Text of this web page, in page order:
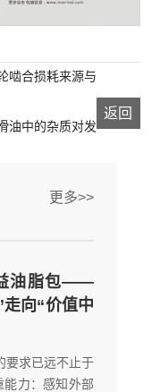
啮合损耗来源与
油中的杂质对发
返回
更多>>
油脂包——
向“价值中
要求已远不止于
能力：感知外部